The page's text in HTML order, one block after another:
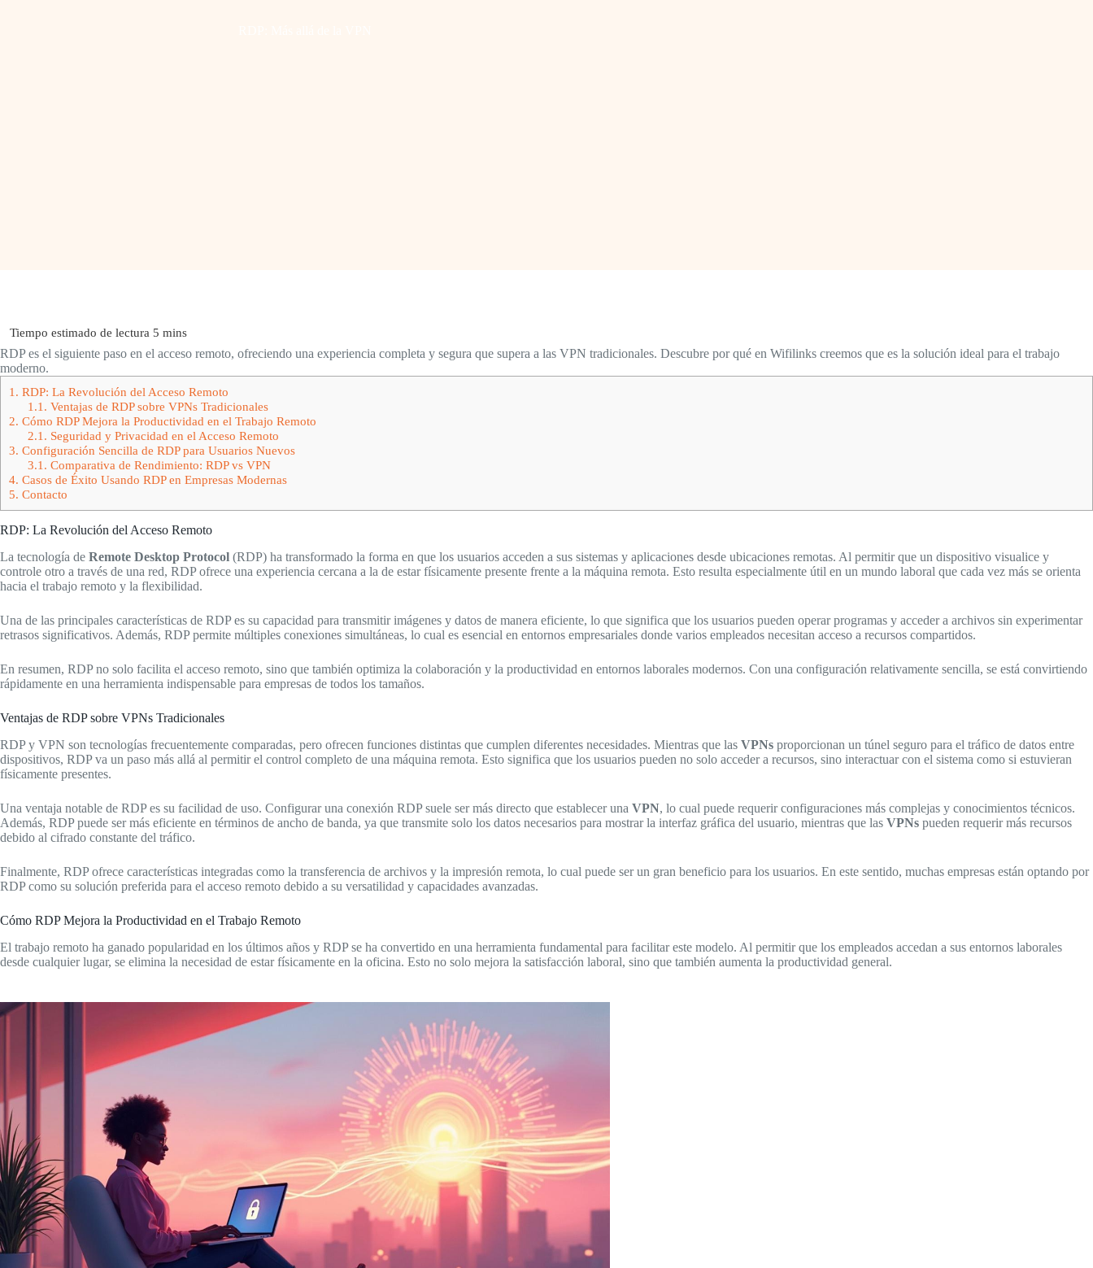
RDP es el siguiente paso en el acceso remoto, ofreciendo una experiencia completa y segura que supera a las VPN tradicionales. Descubre por qué en Wifilinks creemos que es la solución ideal para el trabajo
moderno.
1. RDP: La Revolución del Acceso Remoto
1.1. Ventajas de RDP sobre VPNs Tradicionales
2. Cómo RDP Mejora la Productividad en el Trabajo Remoto
2.1. Seguridad y Privacidad en el Acceso Remoto
3. Configuración Sencilla de RDP para Usuarios Nuevos
3.1. Comparativa de Rendimiento: RDP vs VPN
4. Casos de Éxito Usando RDP en Empresas Modernas
5. Contacto
RDP: La Revolución del Acceso Remoto
La tecnología de Remote Desktop Protocol (RDP) ha transformado la forma en que los usuarios acceden a sus sistemas y aplicaciones desde ubicaciones remotas. Al permitir que un dispositivo visualice y
controle otro a través de una red, RDP ofrece una experiencia cercana a la de estar físicamente presente frente a la máquina remota. Esto resulta especialmente útil en un mundo laboral que cada vez más se orienta
hacia el trabajo remoto y la flexibilidad.
Una de las principales características de RDP es su capacidad para transmitir imágenes y datos de manera eficiente, lo que significa que los usuarios pueden operar programas y acceder a archivos sin experimentar
retrasos significativos. Además, RDP permite múltiples conexiones simultáneas, lo cual es esencial en entornos empresariales donde varios empleados necesitan acceso a recursos compartidos.
En resumen, RDP no solo facilita el acceso remoto, sino que también optimiza la colaboración y la productividad en entornos laborales modernos. Con una configuración relativamente sencilla, se está convirtiendo
rápidamente en una herramienta indispensable para empresas de todos los tamaños.
Ventajas de RDP sobre VPNs Tradicionales
RDP y VPN son tecnologías frecuentemente comparadas, pero ofrecen funciones distintas que cumplen diferentes necesidades. Mientras que las VPNs proporcionan un túnel seguro para el tráfico de datos entre
dispositivos, RDP va un paso más allá al permitir el control completo de una máquina remota. Esto significa que los usuarios pueden no solo acceder a recursos, sino interactuar con el sistema como si estuvieran
físicamente presentes.
Una ventaja notable de RDP es su facilidad de uso. Configurar una conexión RDP suele ser más directo que establecer una VPN, lo cual puede requerir configuraciones más complejas y conocimientos técnicos.
Además, RDP puede ser más eficiente en términos de ancho de banda, ya que transmite solo los datos necesarios para mostrar la interfaz gráfica del usuario, mientras que las VPNs pueden requerir más recursos
debido al cifrado constante del tráfico.
Finalmente, RDP ofrece características integradas como la transferencia de archivos y la impresión remota, lo cual puede ser un gran beneficio para los usuarios. En este sentido, muchas empresas están optando por
RDP como su solución preferida para el acceso remoto debido a su versatilidad y capacidades avanzadas.
Cómo RDP Mejora la Productividad en el Trabajo Remoto
El trabajo remoto ha ganado popularidad en los últimos años y RDP se ha convertido en una herramienta fundamental para facilitar este modelo. Al permitir que los empleados accedan a sus entornos laborales
desde cualquier lugar, se elimina la necesidad de estar físicamente en la oficina. Esto no solo mejora la satisfacción laboral, sino que también aumenta la productividad general.